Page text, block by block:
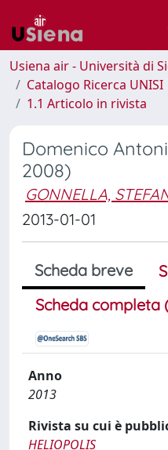
Usiena air - Università di
Catalogo Ricerca UNISI
1.1 Articolo in rivista
Domenico
2008)
GONNELLA,
2013-01-01
Scheda breve
Scheda completa
Anno
2013
Rivista su cui è
HELIOPOLIS